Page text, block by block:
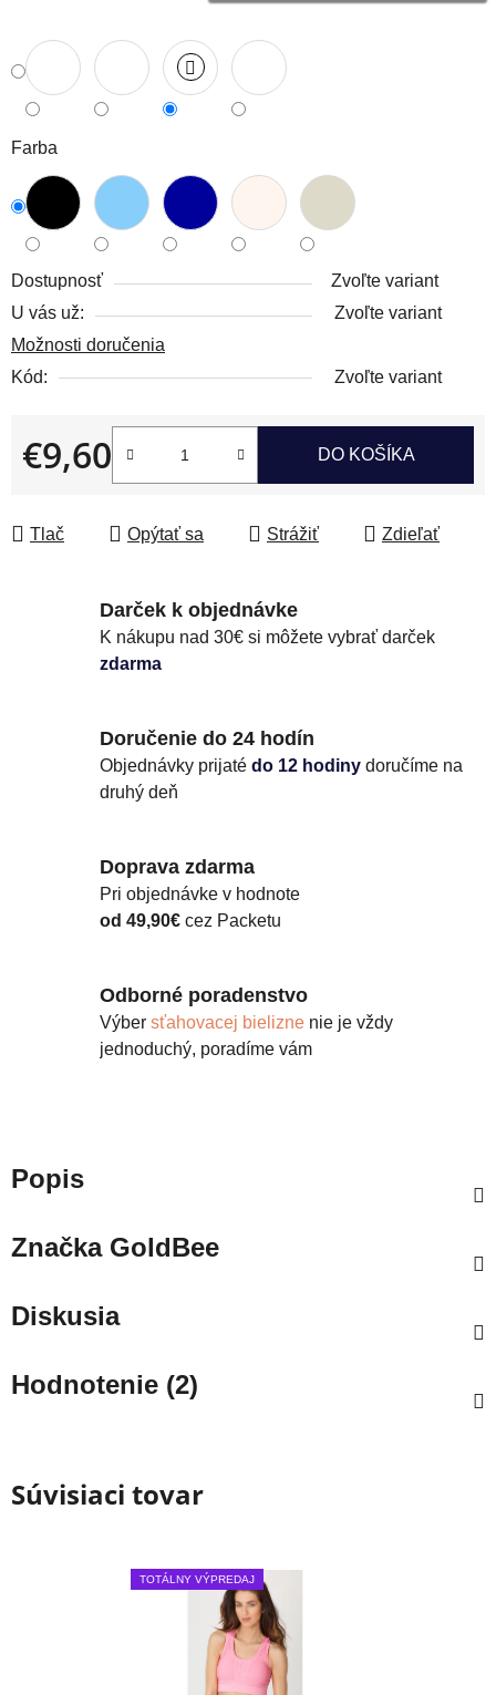
Farba
Dostupnosť
Zvoľte variant
U vás už:
Zvoľte variant
Možnosti doručenia
Kód:
Zvoľte variant
€9,60
Jednotková cena:
DO KOŠÍKA
Tlač Opýtať sa Strážiť Zdieľať
Darček k objednávke
K nákupu nad 30€ si môžete vybrať darček
zdarma
Doručenie do 24 hodín
Objednávky prijaté do 12 hodiny doručíme na
druhý deň
Doprava zdarma
Pri objednávke v hodnote
od 49,90€ cez Packetu
Odborné poradenstvo
Výber sťahovacej bielizne nie je vždy
jednoduchý, poradíme vám
Popis
ZnačkaGoldBee
Diskusia
Hodnotenie (2)
Súvisiaci tovar
TOTÁLNY VÝPREDAJ